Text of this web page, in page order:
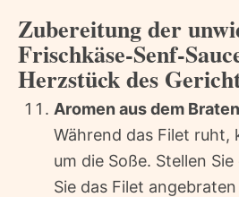
Zubereitung der
Frischkäse-Senf-
Herzstück des
Aromen aus dem
Während das Filet ruht,
um die Soße. Stellen
Sie das Filet